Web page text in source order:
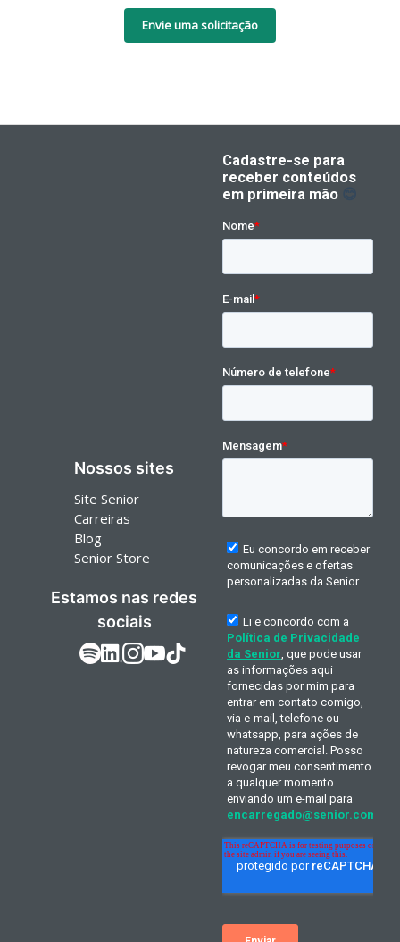
Envie uma solicitação
Nossos sites
Site Senior
Carreiras
Blog
Senior Store
Estamos nas redes
sociais